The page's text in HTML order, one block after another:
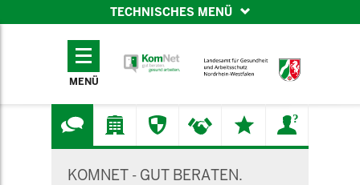
TECHNISCHES MENÜ
TECHNISCHES
MENÜ
KOMNET - GUT BERATEN.